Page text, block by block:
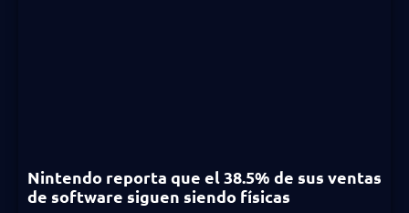
Nintendo reporta que el 38.5% de sus ventas
de software siguen siendo físicas